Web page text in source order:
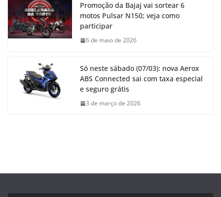
Promoção da Bajaj vai sortear 6
motos Pulsar N150; veja como
participar
6 de maio de 2026
Só neste sábado (07/03): nova Aerox
ABS Connected sai com taxa especial
e seguro grátis
3 de março de 2026